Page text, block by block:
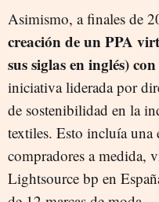
Asimismo, a finales de
creación de un PPA
sus siglas en inglés)
iniciativa liderada por
de sostenibilidad en la
textiles. Esto incluía una
compradores a medida,
Lightsource bp en